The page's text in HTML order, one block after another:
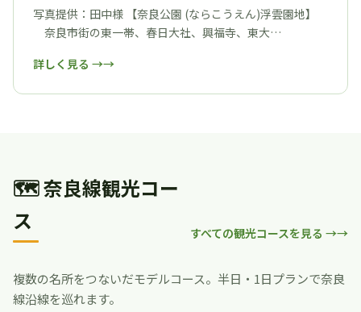
写真提供：田中様 【奈良公園 (ならこうえん)浮雲園地】
奈良市街の東一帯、春日大社、興福寺、東大…
詳しく見る →
🗺 奈良線観光コー
ス
すべての観光コースを見る →
複数の名所をつないだモデルコース。半日・1日プランで奈良
線沿線を巡れます。